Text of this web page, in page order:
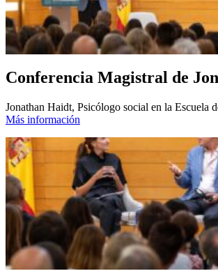
Conferencia Magistral de
Jonathan Haidt, Psicólogo social en la Escuela
Más información